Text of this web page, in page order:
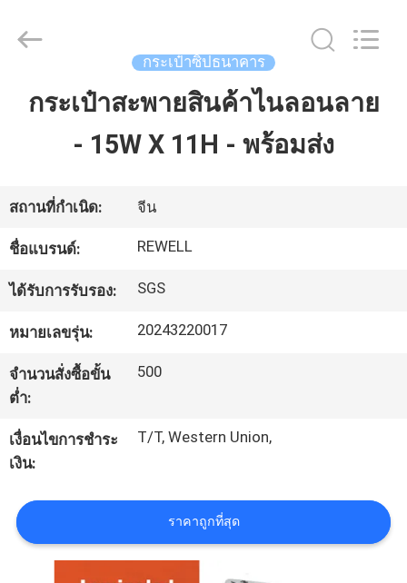
บ้าน
เกี่ยว
กับ
เรา
ทัวร์
โรงงาน
ควบคุม
คุณภาพ
Industrial
Group
Reserved.
Developed
กระเป๋าซิปธนาคาร
กระเป๋าสะพายสินค้าไนลอนลาย
- 15W X 11H - พร้อมส่ง
สถานที่กำเนิด: จีน
ชื่อแบรนด์: REWELL
ได้รับการรับรอง: SGS
หมายเลขรุ่น: 20243220017
จำนวนสั่งซื้อขั้น
ต่ำ:
500
เงื่อนไขการชำระ
เงิน:
T/T, Western Union,
ราคาถูกที่สุด